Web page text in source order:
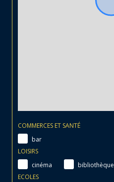
COMMERCES ET SANTÉ
bar
LOISIRS
cinéma
bibliothèque
ECOLES